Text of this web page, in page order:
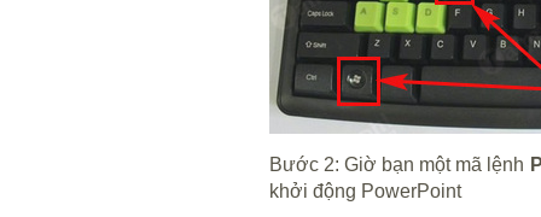
Bước 2:Giờ bạn một mã lệnh
khởi động PowerPoint